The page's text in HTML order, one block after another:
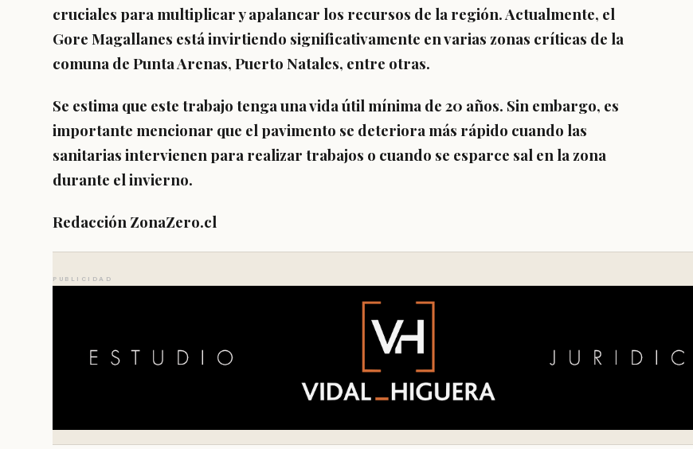
cruciales para multiplicar y apalancar los recursos de la región. Actualmente, el
Gore Magallanes está invirtiendo significativamente en varias zonas críticas de la
comuna de Punta Arenas, Puerto Natales, entre otras.
Se estima que este trabajo tenga una vida útil mínima de 20 años. Sin embargo, es
importante mencionar que el pavimento se deteriora más rápido cuando las
sanitarias intervienen para realizar trabajos o cuando se esparce sal en la zona
durante el invierno.
Redacción ZonaZero.cl
PUBLICIDAD